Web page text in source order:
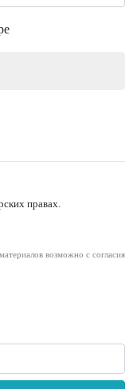
правах.
возможно с согласия